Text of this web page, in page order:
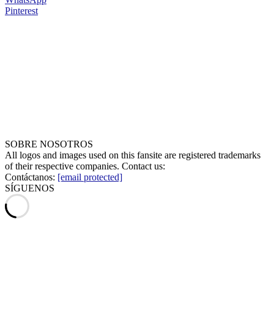
Pinterest
SOBRE NOSOTROS
All logos and images used on this fansite are registered trademarks
of their respective companies. Contact us:
Contáctanos: [email protected]
SÍGUENOS